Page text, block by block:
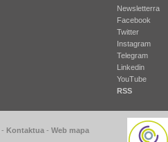
Newsletterra
Facebook
Twitter
Instagram
Telegram
Linkedin
YouTube
RSS
- Kontaktua - Web mapa